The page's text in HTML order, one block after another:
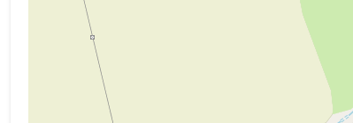
Analyse von Zielgruppen durch Statistiken oder
verschiedenen Quellen
Entwicklung und Verbesserung der Angebote
Verwendung reduzierter Daten zur Auswahl von